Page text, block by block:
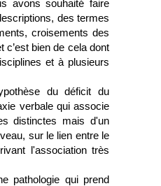
avons souhaité faire
des termes
croisements des
bien de cela dont
et à plusieurs
du déficit du
verbale qui associe
distinctes mais d'un
sur le lien entre le
l'association très
pathologie qui prend